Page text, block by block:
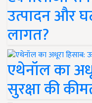
उत्पादन और
लागत?
एथेनॉल का
सुरक्षा की